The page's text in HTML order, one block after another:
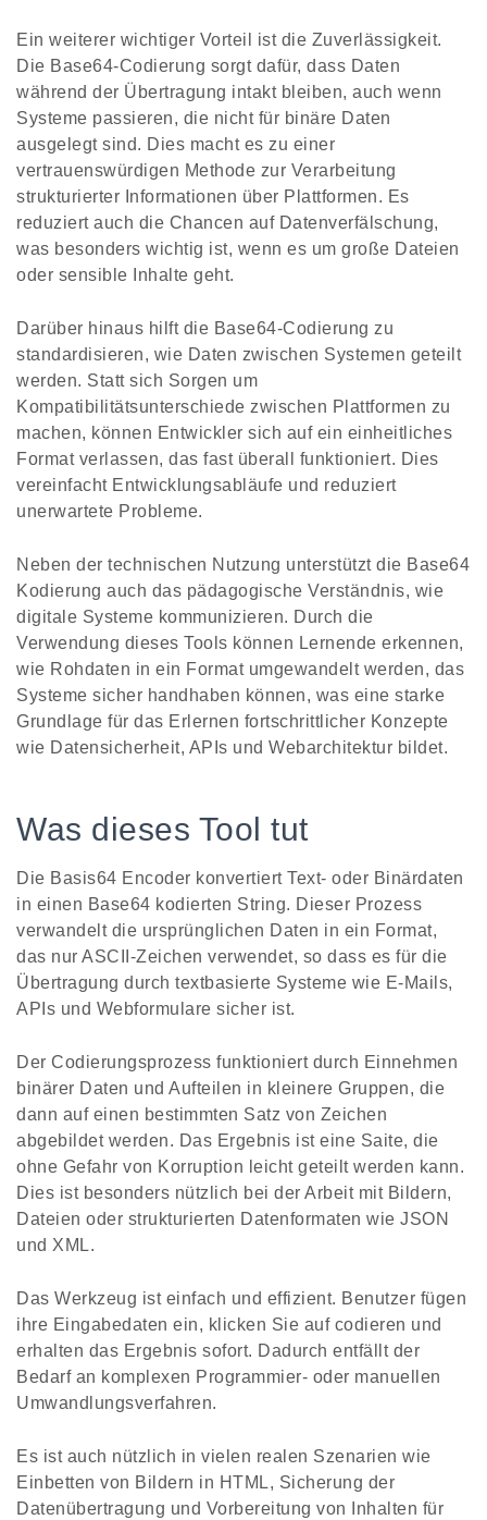
Ein weiterer wichtiger Vorteil ist die Zuverlässigkeit.
Die Base64-Codierung sorgt dafür, dass Daten
während der Übertragung intakt bleiben, auch wenn
Systeme passieren, die nicht für binäre Daten
ausgelegt sind. Dies macht es zu einer
vertrauenswürdigen Methode zur Verarbeitung
strukturierter Informationen über Plattformen. Es
reduziert auch die Chancen auf Datenverfälschung,
was besonders wichtig ist, wenn es um große Dateien
oder sensible Inhalte geht.
Darüber hinaus hilft die Base64-Codierung zu
standardisieren, wie Daten zwischen Systemen geteilt
werden. Statt sich Sorgen um
Kompatibilitätsunterschiede zwischen Plattformen zu
machen, können Entwickler sich auf ein einheitliches
Format verlassen, das fast überall funktioniert. Dies
vereinfacht Entwicklungsabläufe und reduziert
unerwartete Probleme.
Neben der technischen Nutzung unterstützt die Base64
Kodierung auch das pädagogische Verständnis, wie
digitale Systeme kommunizieren. Durch die
Verwendung dieses Tools können Lernende erkennen,
wie Rohdaten in ein Format umgewandelt werden, das
Systeme sicher handhaben können, was eine starke
Grundlage für das Erlernen fortschrittlicher Konzepte
wie Datensicherheit, APIs und Webarchitektur bildet.
Was dieses Tool tut
Die Basis64 Encoder konvertiert Text- oder Binärdaten
in einen Base64 kodierten String. Dieser Prozess
verwandelt die ursprünglichen Daten in ein Format,
das nur ASCII-Zeichen verwendet, so dass es für die
Übertragung durch textbasierte Systeme wie E-Mails,
APIs und Webformulare sicher ist.
Der Codierungsprozess funktioniert durch Einnehmen
binärer Daten und Aufteilen in kleinere Gruppen, die
dann auf einen bestimmten Satz von Zeichen
abgebildet werden. Das Ergebnis ist eine Saite, die
ohne Gefahr von Korruption leicht geteilt werden kann.
Dies ist besonders nützlich bei der Arbeit mit Bildern,
Dateien oder strukturierten Datenformaten wie JSON
und XML.
Das Werkzeug ist einfach und effizient. Benutzer fügen
ihre Eingabedaten ein, klicken Sie auf codieren und
erhalten das Ergebnis sofort. Dadurch entfällt der
Bedarf an komplexen Programmier- oder manuellen
Umwandlungsverfahren.
Es ist auch nützlich in vielen realen Szenarien wie
Einbetten von Bildern in HTML, Sicherung der
Datenübertragung und Vorbereitung von Inhalten für